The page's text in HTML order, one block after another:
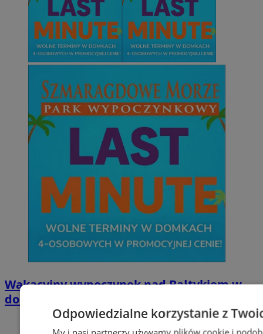
Wakacyjny wypoczynek nad Bałtykiem w
domkach Szmaragdowe Morze
Odpowiedzialne korzystanie z
My i nasi partnerzy używamy plików cookie i